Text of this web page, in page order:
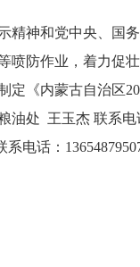
精神和党中央、国
喷防作业，着力促
定《内蒙古自治区
处 王玉杰 联系电
电话：